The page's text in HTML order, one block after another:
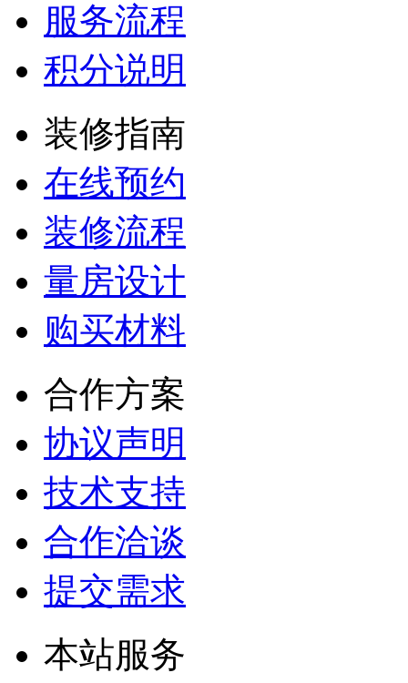
服务流程
积分说明
装修指南
在线预约
装修流程
量房设计
购买材料
合作方案
协议声明
技术支持
合作洽谈
提交需求
本站服务